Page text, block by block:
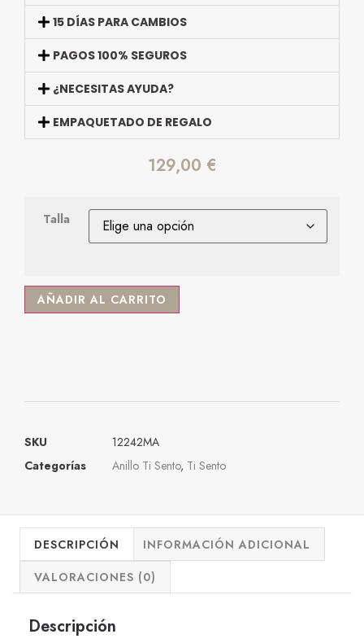
15 DÍAS PARA CAMBIOS
PAGOS 100% SEGUROS
¿NECESITAS AYUDA?
EMPAQUETADO DE REGALO
129,00 €
Talla
AÑADIR AL CARRITO
SKU
12242MA
Categorías
Anillo Ti Sento, Ti Sento
DESCRIPCIÓN INFORMACIÓN ADICIONAL
VALORACIONES (0)
Descripción